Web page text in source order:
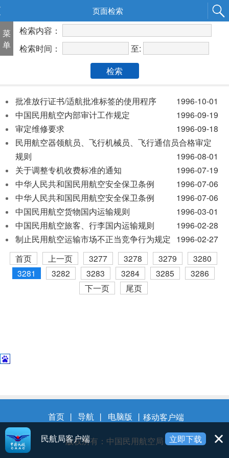
页面检索
菜
单
检索内容：
检索时间：
至:
检索
批准放行证书/适航批准标签的使用程序
1996-10-01
中国民用航空内部审计工作规定
1996-09-19
审定维修要求
1996-09-18
民用航空器领航员、飞行机械员、飞行通信员合格审定
规则
1996-08-01
关于调整专机收费标准的通知
1996-07-19
中华人民共和国民用航空安全保卫条例
1996-07-06
中华人民共和国民用航空安全保卫条例
1996-07-06
中国民用航空货物国内运输规则
1996-03-01
中国民用航空旅客、行李国内运输规则
1996-02-28
制止民用航空运输市场不正当竞争行为规定 1996-02-27
首页
上一页 3277 3278 3279
3280
3281
3282 3283 3284 3285
3286
下一页
尾页
首页 丨 导航 丨 电脑版 丨 移动客户端
版权所有：中国民用航空局
民航局客户端 立即下载